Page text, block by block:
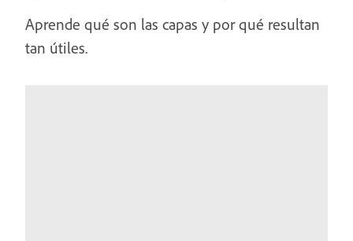
Aprende qué son las capas y por qué resultan
tan útiles.